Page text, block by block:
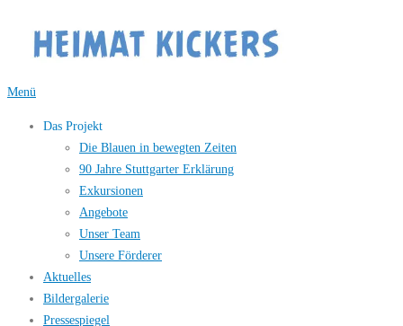
Inhalt
springen
Menü
Das Projekt
Die Blauen in bewegten Zeiten
90 Jahre Stuttgarter Erklärung
Exkursionen
Angebote
Unser Team
Unsere Förderer
Aktuelles
Bildergalerie
Pressespiegel